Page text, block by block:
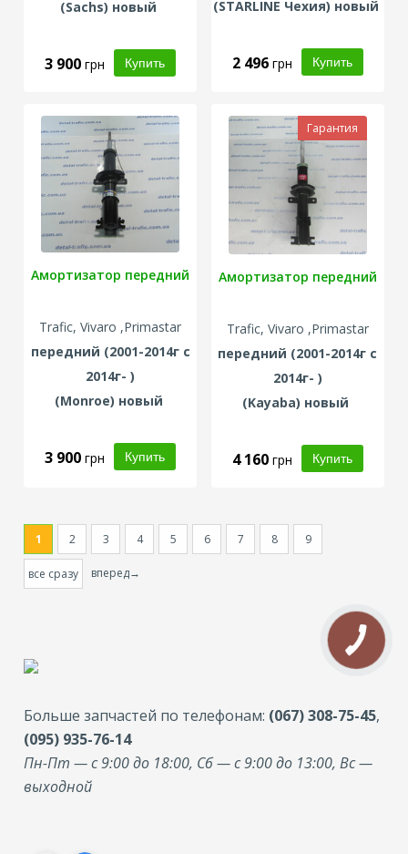
(Sachs) новый
3 900грн
(STARLINE Чехия) новый
2 496 грн
Амортизатор передний
Trafic, Vivaro ,Primastar
передний (2001-2014г с
2014г- )
(Monroe) новый
3 900грн
Гарантия
Амортизатор передний
Trafic, Vivaro ,Primastar
передний (2001-2014г с
2014г- )
(Kayaba) новый
4 160 грн
1 2 3 4 5 6 7 8 9
все сразу вперед→
Больше запчастей по телефонам: (067) 308-75-45,
(095) 935-76-14
Пн-Пт — с 9:00 до 18:00, Сб — с 9:00 до 13:00, Вс —
выходной